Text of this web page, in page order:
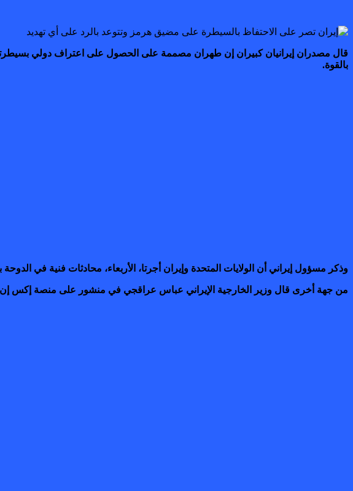
قال مصدران إيرانيان كبيران إن طهران مصممة على الحصول على اعتراف دولي
بالقوة.
وذكر مسؤول ‌إيراني أن الولايات المتحدة وإيران ​أجرتا، الأربعاء، محادثات فنية في
من جهة أخرى قال وزير الخارجية الإيراني عباس ​عراقجي في منشور على منصة إكس إن